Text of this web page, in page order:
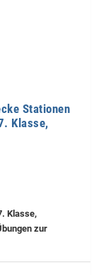
Stationen
Klasse,
Klasse,
zur